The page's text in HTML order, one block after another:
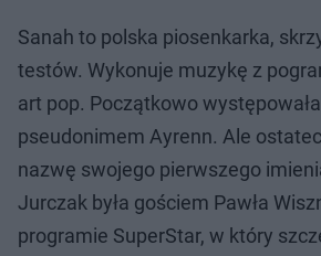
Sanah to polska piosenkarka,
testów. Wykonuje muzykę z
art pop. Początkowo
pseudonimem Ayrenn. Ale
nazwę swojego pierwszego
Jurczak była gościem Pawła
programie SuperStar, w który